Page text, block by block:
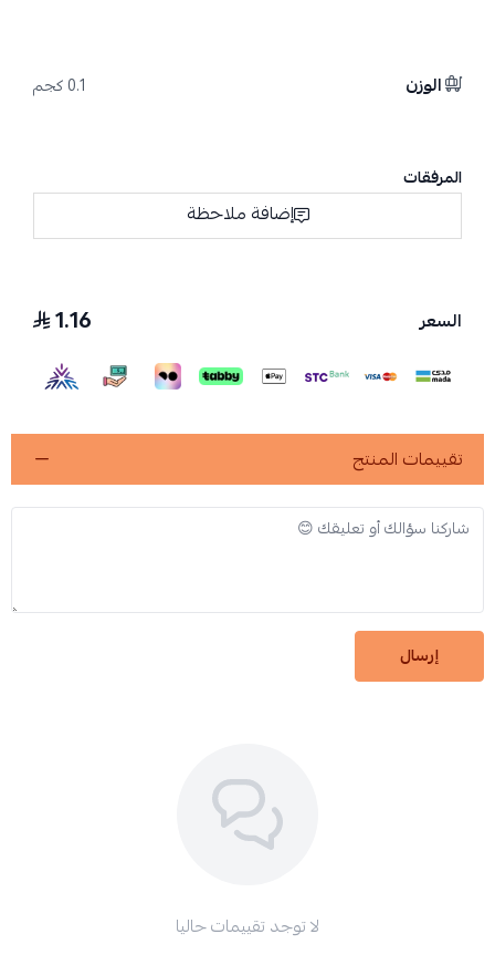
الوزن 0.1 كجم
المرفقات
إضافة ملاحظة
السعر 1.16
تقييمات المنتج
إرسال
لا توجد تقييمات حاليا